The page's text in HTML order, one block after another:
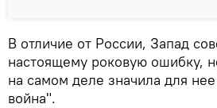
В отличие от России, Запад
настоящему роковую ошибку,
на самом деле значила для
война".